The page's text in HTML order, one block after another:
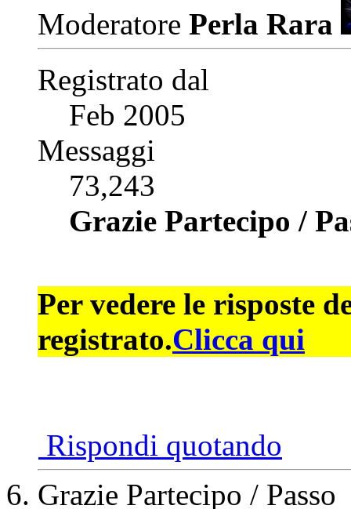
Moderatore Perla Rara
Registrato dal
Feb 2005
Messaggi
73,243
Grazie Partecipo /
Per vedere le risposte
registrato.Clicca qui
Rispondi quotando
Grazie Partecipo / Passo